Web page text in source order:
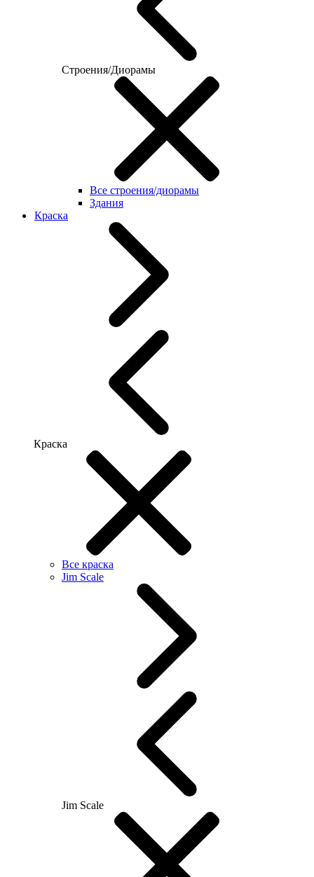
Строения/Диорамы
Все строения/диорамы
Здания
Краска
Краска
Все краска
Jim Scale
Jim Scale